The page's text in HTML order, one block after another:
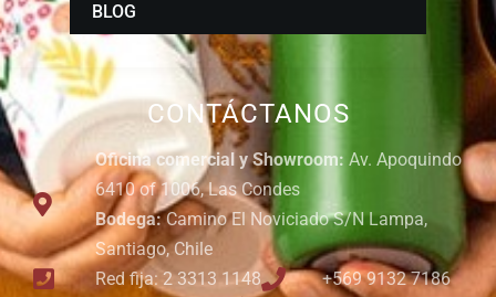
CONTÁCTANOS
Oficina comercial y Showroom: Av. Apoquindo
6410 of 1006, Las Condes
Bodega:Camino El Noviciado S/N Lampa,
Santiago, Chile
Red fija: 2 3313 1148
+569 9132 7186
BLOG